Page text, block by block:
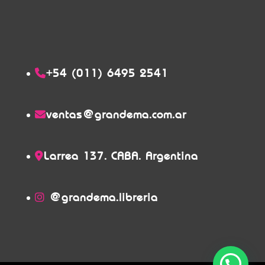
+54 (011) 6495 2541
ventas@grandema.com.ar
Larrea 137. CABA. Argentina
@grandema.libreria